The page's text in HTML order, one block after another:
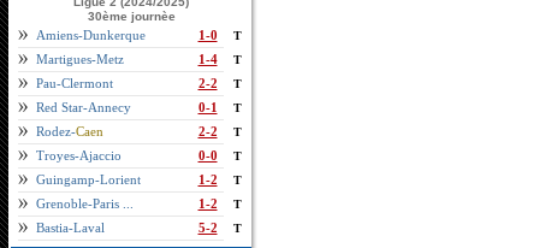
30ème journèe
Amiens-Dunkerque 1-0 T
Martigues-Metz 1-4 T
Pau-Clermont 2-2 T
Red Star-Annecy 0-1 T
Rodez-Caen 2-2 T
Troyes-Ajaccio 0-0 T
Guingamp-Lorient 1-2 T
Grenoble-Paris ... 1-2 T
Bastia-Laval 5-2 T